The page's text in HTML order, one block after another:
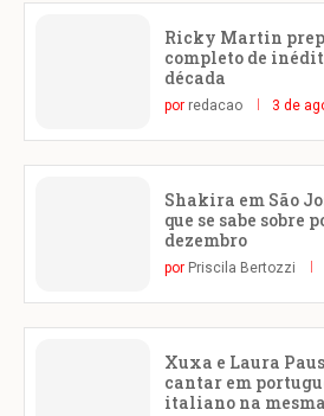
Ricky Martin
completo de
década
por redacao 3 de
Shakira em São
que se sabe sobre
dezembro
por Priscila Bertozzi
Xuxa e Laura
cantar em
italiano na